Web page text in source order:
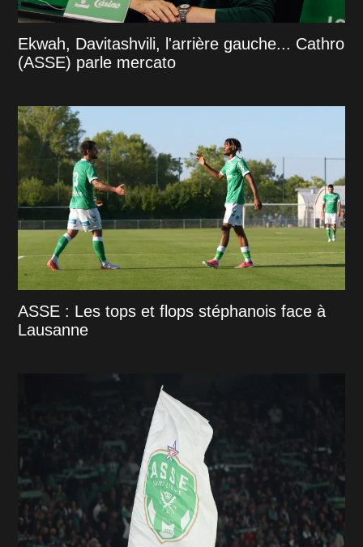
Ekwah, Davitashvili, l'arrière gauche... Cathro
(ASSE) parle mercato
ASSE : Les tops et flops stéphanois face à
Lausanne